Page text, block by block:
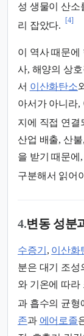
성 생물이 산소
리 잡았다.
[4]
이 역사 때문에
사, 해양의 상
서 이산화탄소
아서가 아니라,
지에 직접 연결
산업 배출, 산
을 받기 때문에
구분해서 읽어
4.변동 성분
수증기 , 이산화
분은 대기 조성
와 기온에 따라
과 흡수의 균형
존과 에어로졸